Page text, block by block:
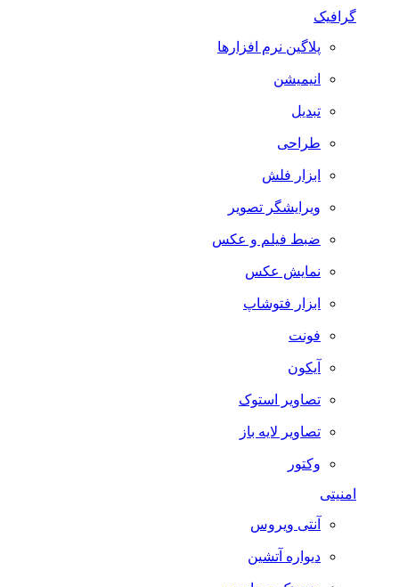
گرافیک
پلاگین نرم افزارها
انیمیشن
تبدیل
طراحی
ابزار فلش
ویرایشگر تصویر
ضبط فيلم و عكس
نمایش عکس
ابزار فتوشاپ
فونت
آیکون
تصاویر استوک
تصاویر لایه باز
وکتور
امنیتی
آنتی ویروس
دیواره آتشین